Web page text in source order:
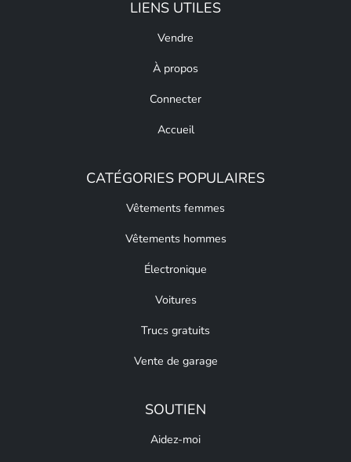
LIENS UTILES
Vendre
À propos
Connecter
Accueil
CATÉGORIES POPULAIRES
Vêtements femmes
Vêtements hommes
Électronique
Voitures
Trucs gratuits
Vente de garage
SOUTIEN
Aidez-moi